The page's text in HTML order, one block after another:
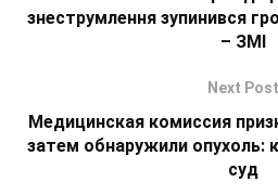
знеструмлення зупинився
– ЗМІ
Next Post
Медицинская комиссия
затем обнаружили опухоль:
суд